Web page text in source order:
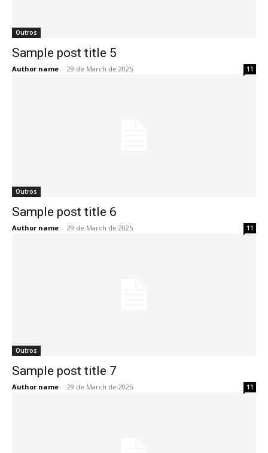
Outros
Sample post title 5
Author name - 29 de March de 2025 11
Outros
Sample post title 6
Author name - 29 de March de 2025 11
Outros
Sample post title 7
Author name - 29 de March de 2025 11